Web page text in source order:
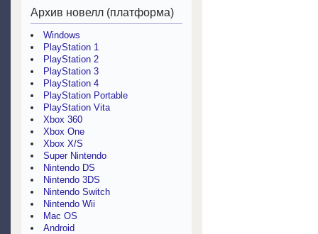
Архив новелл (платформа)
Windows
PlayStation 1
PlayStation 2
PlayStation 3
PlayStation 4
PlayStation Portable
PlayStation Vita
Xbox 360
Xbox One
Xbox X/S
Super Nintendo
Nintendo DS
Nintendo 3DS
Nintendo Switch
Nintendo Wii
Mac OS
Android